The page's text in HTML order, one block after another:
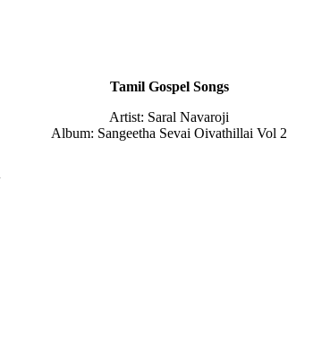
Tamil Gospel Songs
Artist: Saral Navaroji
Album: Sangeetha Sevai Oivathillai Vol 2